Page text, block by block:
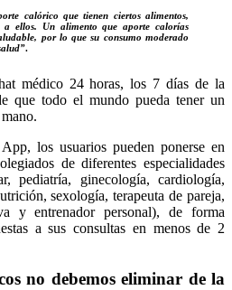
calórico que tienen ciertos alimentos,
ellos. Un alimento que aporte calorías
por lo que su consumo moderado
.
médico 24 horas, los 7 días de la
que todo el mundo pueda tener un
los usuarios pueden ponerse en
de diferentes especialidades
pediatría, ginecología, cardiología,
sexología, terapeuta de pareja,
y entrenador personal), de forma
a sus consultas en menos de 2
no debemos eliminar de la